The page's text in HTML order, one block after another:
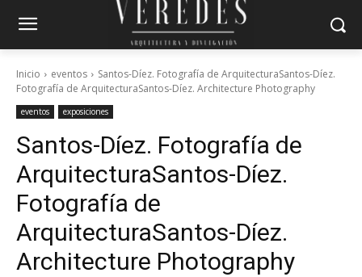
Inicio eventos
Santos-Díez. Fotografía de ArquitecturaSantos-Díez.
Fotografía de ArquitecturaSantos-Díez. Architecture Photography
eventos exposiciones
Santos-Díez. Fotografía de
ArquitecturaSantos-Díez.
Fotografía de
ArquitecturaSantos-Díez.
Architecture Photography